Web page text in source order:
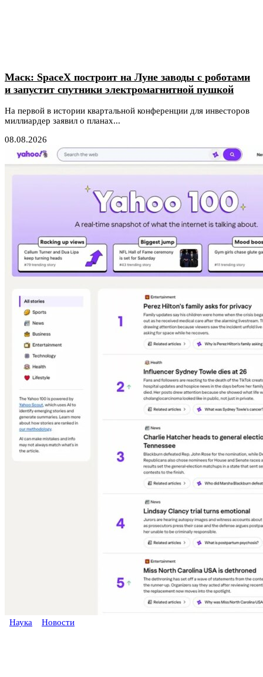
Маск: SpaceX построит на Луне заводы с роботами
и запустит спутники электромагнитной пушкой
На первой в истории квартальной конференции для инвесторов
миллиардер заявил о планах...
08.08.2026
Наука Новости